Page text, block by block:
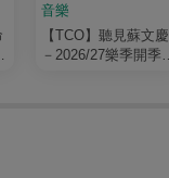
音樂
【TCO】聽見蘇文慶
－2026/27樂季開季音